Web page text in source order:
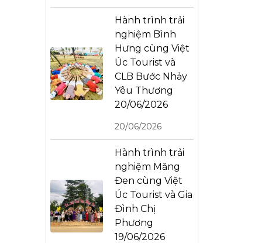
Hành trình trải
nghiệm Bình
Hưng cùng Việt
Úc Tourist và
CLB Bước Nhảy
Yêu Thương
20/06/2026
20/06/2026
Hành trình trải
nghiệm Măng
Đen cùng Việt
Úc Tourist và Gia
Đình Chị
Phương
19/06/2026